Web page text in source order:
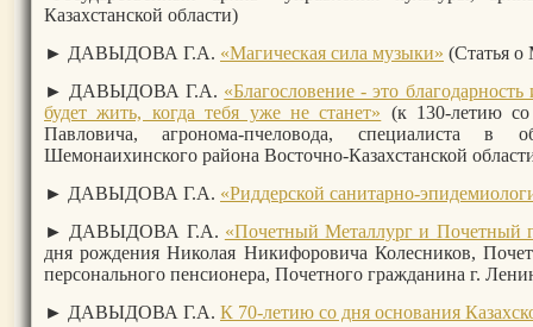
Казахстанской области)
► ДАВЫДОВА Г.А. «Магическая сила музыки» (Статья
► ДАВЫДОВА Г.А. «Благословение - это
будет жить, когда тебя уже не станет» (к 130-летию
Павловича, агронома-пчеловода, специалиста в
Шемонаихинского района Восточно-Казахстанской
► ДАВЫДОВА Г.А. «Риддерской санитарно-
► ДАВЫДОВА Г.А. «Почетный Металлург и Почетный
дня рождения Николая Никифоровича Колесников,
персонального пенсионера, Почетного гражданина г.
► ДАВЫДОВА Г.А. К 70-летию со дня основания